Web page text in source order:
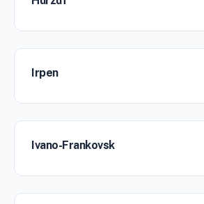
Irpen
Ivano-Frankovsk